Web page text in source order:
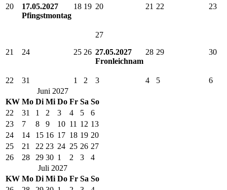
20
17.05.2027
Pfingstmontag
18 19 20 21 22 23
21 24 25 26
27
27.05.2027
Fronleichnam
28 29 30
22 31 1 2 3 4 5
6
Juni 2027
KW Mo Di Mi Do Fr Sa So
22
31 1 2 3 4 5
6
23
7 8 9 10 11 12 13
24
14 15 16 17 18 19 20
25
21 22 23 24 25 26 27
26
28 29 30 1 2 3
4
Juli 2027
KW Mo Di Mi Do Fr Sa So